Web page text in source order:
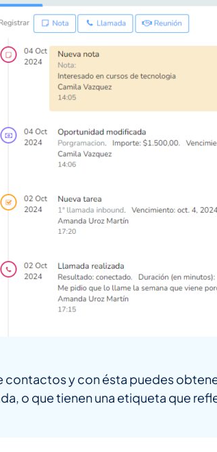
contactos y con ésta puedes
o que tienen una etiqueta que